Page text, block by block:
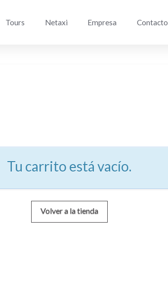
Tours Netaxi Empresa Contacto
Tu carrito está vacío.
Volver a la tienda